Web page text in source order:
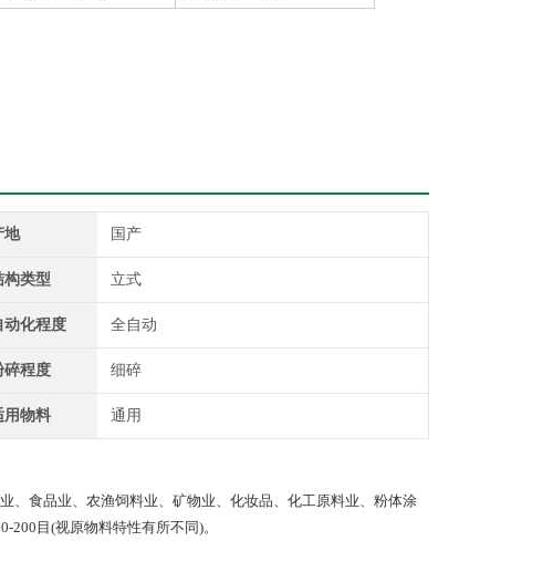
地 国产
构类型 立式
动化程度 全自动
碎程度 细碎
用物料 通用
、食品业、农渔饲料业、矿物业、化妆品、化工原料业、粉体涂
目(视原物料特性有所不同)。